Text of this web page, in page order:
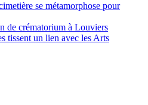
se métamorphose pour
de crématorium à Louviers
tissent un lien avec les Arts